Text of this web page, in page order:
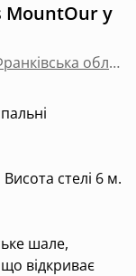
MountOur у
Микуличин, Івано-Франківська область
стелі 6 м.
шале,
відкриває